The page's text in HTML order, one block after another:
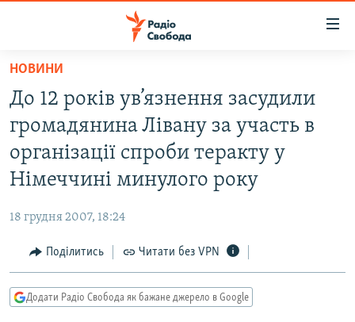
Перейти
основного
матеріалу
Перейти
до
основної
Перейти
пошуку
РАДІО СВОБОДА – 70 РОКІВ
ВСЕ ЗА ДОБУ
СТАТТІ
ПОЛІТИКА
СУСПІЛЬСТВО
КУЛЬТУРА
СПОРТ
ВІЙНА
ДОНБАС.РЕАЛІЇ
КРИМ.РЕАЛІЇ
ТИ ЯК?
НОВИНИ
До 12 років ув’язнення засудили
громадянина Лівану за участь в
організації спроби теракту у
Німеччині минулого року
18 грудня 2007, 18:24
Поділитись Читати без VPN
Додати Радіо Свобода як бажане джерело в Google